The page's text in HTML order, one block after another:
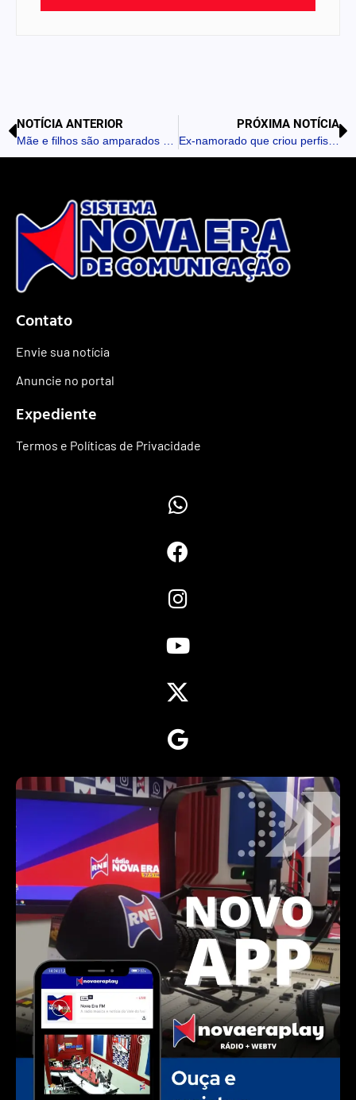
NOTÍCIA ANTERIOR PRÓXIMA NOTÍCIA
Ex-namorado que criou perfis falsos para vazar nudes é indiciado pela Polícia Civil em São João do Ivaí
Contato
Envie sua notícia
Anuncie no portal
Expediente
Termos e Políticas de Privacidade